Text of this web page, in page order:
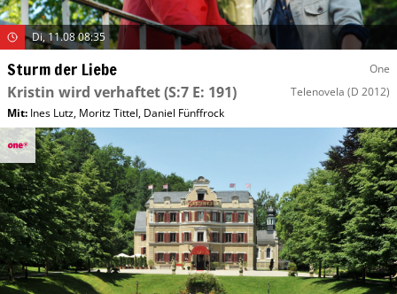
Di, 11.08 08:35
Sturm der Liebe One
Kristin wird verhaftet(S:7 E: 191) Telenovela (D 2012)
Mit: Ines Lutz, Moritz Tittel, Daniel Fünffrock